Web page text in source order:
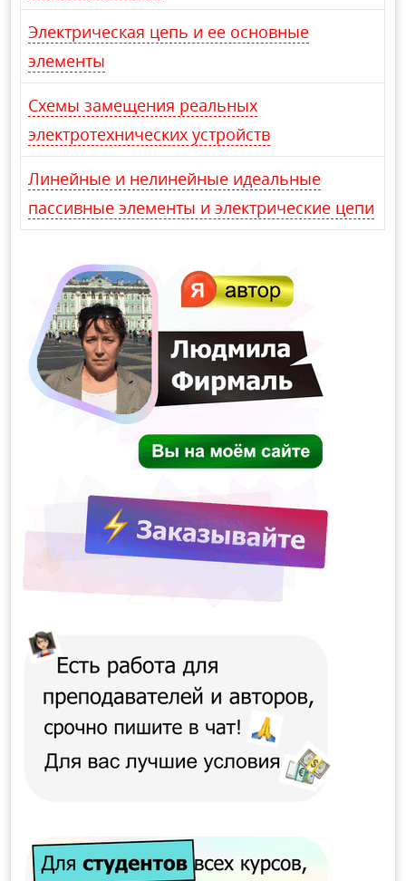
Электрическая цепь и ее основные
элементы
Схемы замещения реальных
электротехнических устройств
Линейные и нелинейные идеальные
пассивные элементы и электрические цепи